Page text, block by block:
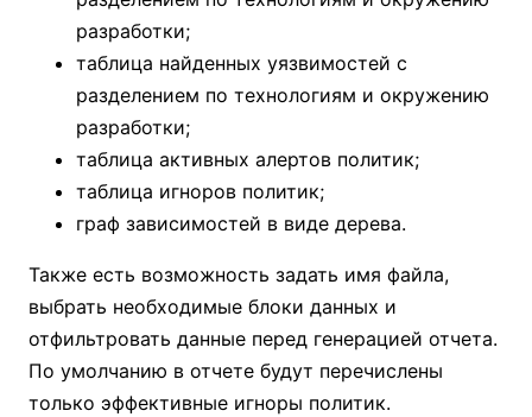
разработки;
таблица найденных уязвимостей с
разделением по технологиям и окружению
разработки;
таблица активных алертов политик;
таблица игноров политик;
граф зависимостей в виде дерева.
Также есть возможность задать имя файла,
выбрать необходимые блоки данных и
отфильтровать данные перед генерацией отчета.
По умолчанию в отчете будут перечислены
только эффективные игноры политик.